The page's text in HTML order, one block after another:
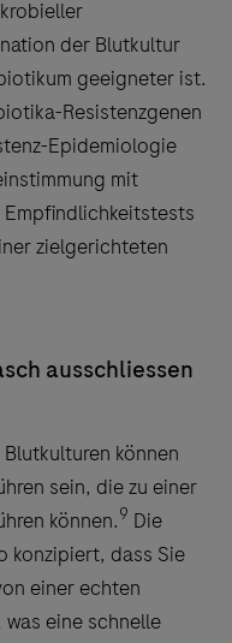
der Blutkultur
geeigneter ist.
Resistenzgenen
Epidemiologie
mit
zielgerichteten
ausschliessen
können
sein, die zu einer
können.9 Die
konzipiert, dass Sie
einer echten
eine schnelle